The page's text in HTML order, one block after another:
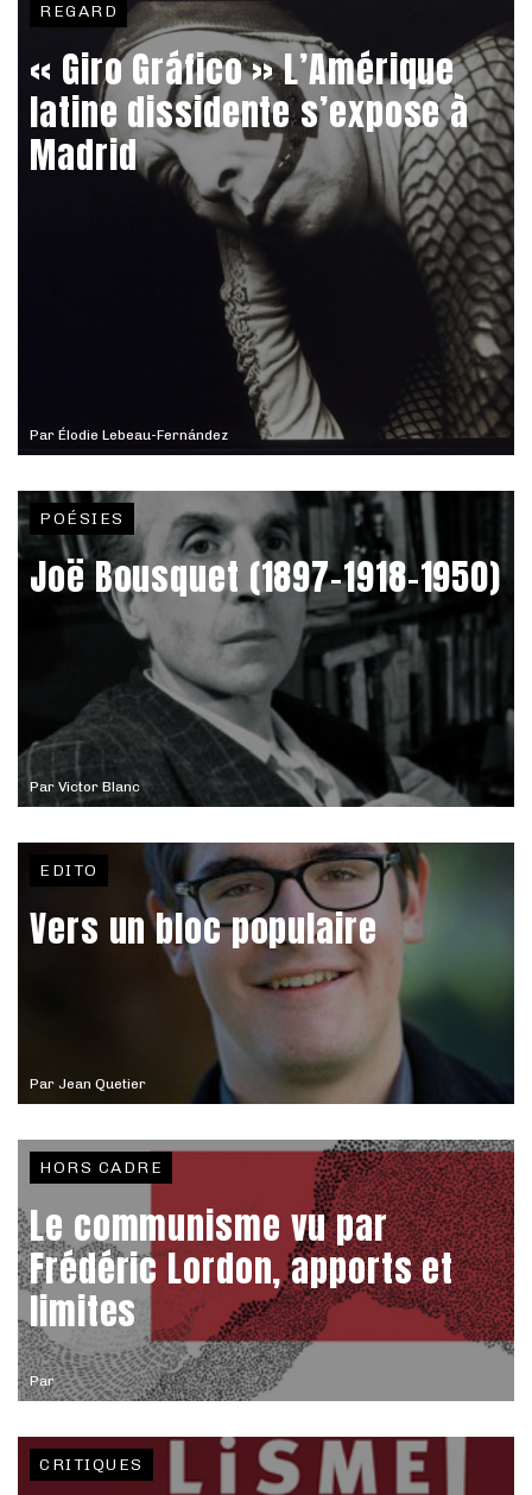
Par Élodie Lebeau-Fernández
REGARD
« Giro Gráfico » L’Amérique
latine dissidente s’expose à
Madrid
Par Victor Blanc
POÉSIES
Joë Bousquet (1897-1918-1950)
Par Jean Quetier
EDITO
Vers un bloc populaire
Par
HORS CADRE
Le communisme vu par
Frédéric Lordon, apports et
limites
CRITIQUES